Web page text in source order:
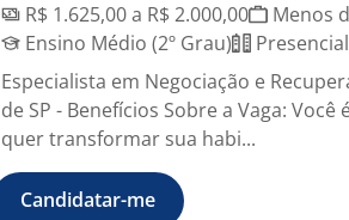
R$ 1.625,00 a R$ 2.000,00
Menos
Ensino Médio (2º Grau)
Presencial
Especialista em Negociação e
de SP - Benefícios Sobre a Vaga:
quer transformar sua habi...
Candidatar-me